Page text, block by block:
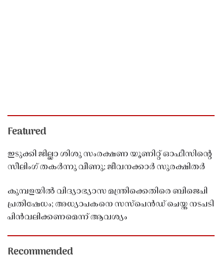
Featured
ഇടുക്കി ജില്ലാ ശിശു സംരക്ഷണ യൂണിറ്റ് ഓഫീസിൻ്റെ
സീലിംഗ് തകർന്നു വീണു; ജീവനക്കാർ സുരക്ഷിതർ
കുമ്പളയിൽ വിദ്യാഭ്യാസ മന്ത്രിക്കെതിരെ ബിജെപി
പ്രതിഷേധം; അധ്യാപകനെ സസ്‌പെൻഡ് ചെയ്ത നടപടി
പിൻവലിക്കണമെന്ന് ആവശ്യം
Recommended